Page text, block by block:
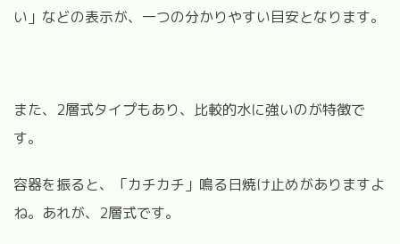
い」などの表示が、一つの分かりやすい目安となります。
また、2層式タイプもあり、比較的水に強いのが特徴で
す。
容器を振ると、「カチカチ」鳴る日焼け止めがありますよ
ね。あれが、2層式です。